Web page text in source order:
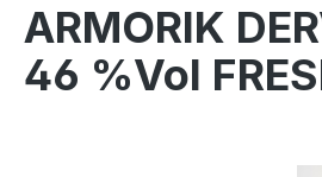
ARMORIK
46 %Vol